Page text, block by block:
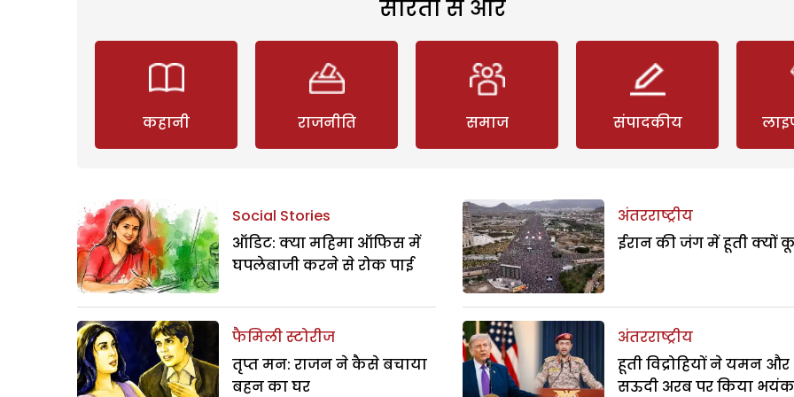
सरिता से और
कहानी राजनीति समाज संपादकीय
Social Stories
ऑडिट: क्या महिमा ऑफिस में
घपलेबाजी करने से रोक पाई
फैमिली स्टोरीज
तृप्त मन: राजन ने कैसे बचाया
बहन का घर
अंतरराष्ट्रीय
ईरान की जंग में हूती क्यों
अंतरराष्ट्रीय
हूती विद्रोहियों ने यमन और
सऊदी अरब पर किया